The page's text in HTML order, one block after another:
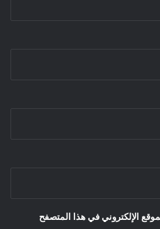
الإلكتروني في هذا المتصفح